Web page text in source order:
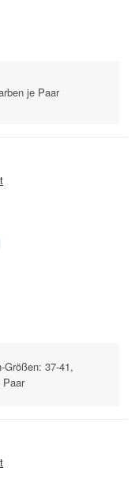
je Paar
Größen: 37-41,
Paar